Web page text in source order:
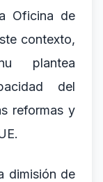
Oficina de
contexto,
plantea
del
reformas y
dimisión de